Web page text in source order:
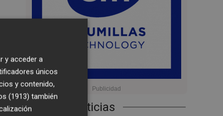
Últimas Noticias
y acceder a
únicos
y contenido,
(1913) también